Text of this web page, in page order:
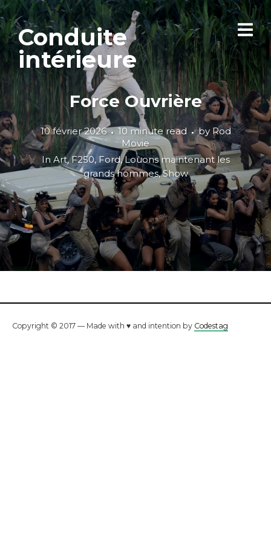
Conduite
intérieure
Force Ouvrière
10 février 2026 10 minute read by Rod
Movie
InArt,F250, Ford,Louons maintenant les
grands hommes,Show
Copyright © 2017 — Made with ♥ and intention by Codestag